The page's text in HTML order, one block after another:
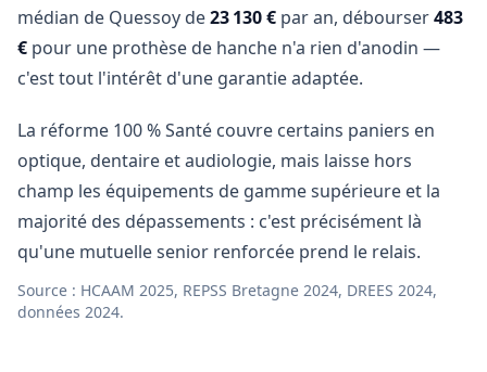
médian de Quessoy de23 130 € par an, débourser483
€ pour une prothèse de hanche n'a rien d'anodin —
c'est tout l'intérêt d'une garantie adaptée.
La réforme 100 % Santé couvre certains paniers en
optique, dentaire et audiologie, mais laisse hors
champ les équipements de gamme supérieure et la
majorité des dépassements : c'est précisément là
qu'une mutuelle senior renforcée prend le relais.
Source : HCAAM 2025, REPSS Bretagne 2024, DREES 2024,
données 2024.